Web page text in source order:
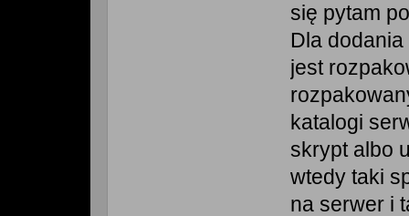
się pytam
Dla
jest
katalogi
skrypt albo
wtedy taki
na serwer i